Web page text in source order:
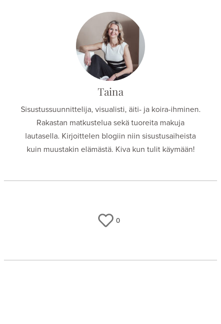
Taina
Sisustussuunnittelija, visualisti, äiti- ja koira-ihminen.
Rakastan matkustelua sekä tuoreita makuja
lautasella. Kirjoittelen blogiin niin sisustusaiheista
kuin muustakin elämästä. Kiva kun tulit käymään!
0